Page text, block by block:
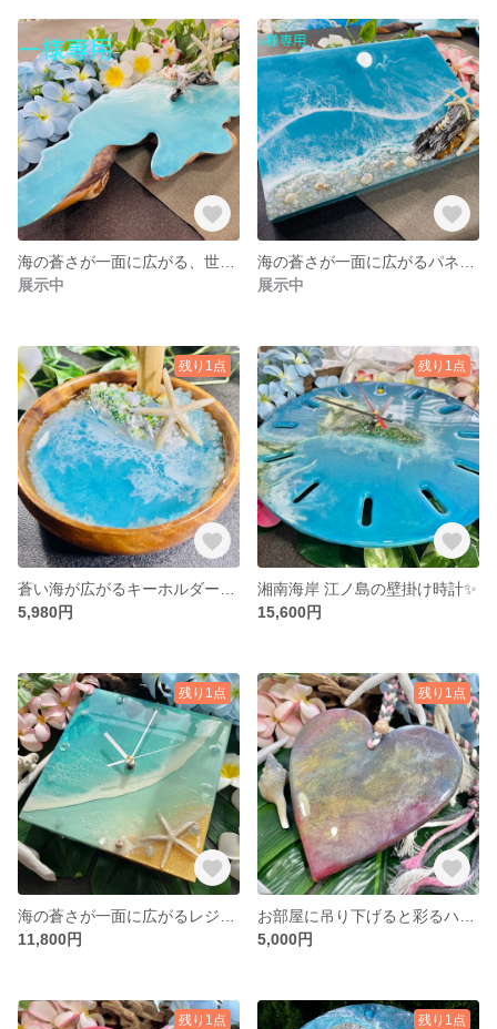
展示中
展示中
残り1点
5,980円
残り1点
湘南海岸 江ノ島の壁掛け時計✨
15,600円
残り1点
11,800円
残り1点
5,000円
残り1点 残り1点